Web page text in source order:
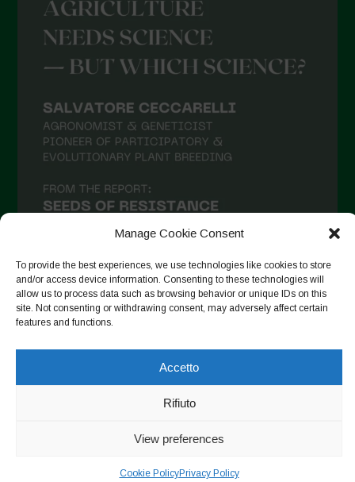
Manage Cookie Consent
To provide the best experiences, we use technologies like cookies to store
and/or access device information. Consenting to these technologies will
allow us to process data such as browsing behavior or unique IDs on this
site. Not consenting or withdrawing consent, may adversely affect certain
features and functions.
Accetto
Rifiuto
View preferences
Cookie PolicyPrivacy Policy
Settembre 2021
Agosto 2021
Luglio 2021
Aprile 2021
Febbraio 2021
Novembre 2020
Ottobre 2020 Segui su Instagram
Copyright © 2026. All rights reserved.Privacy Policy-